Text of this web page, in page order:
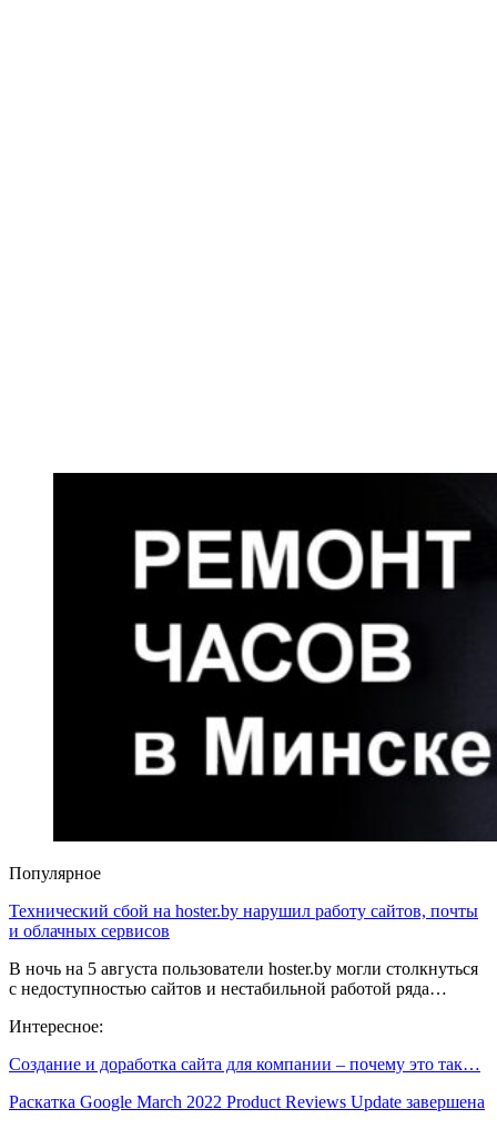
Популярное
Технический сбой на hoster.by нарушил работу сайтов, почты
и облачных сервисов
В ночь на 5 августа пользователи hoster.by могли столкнуться
с недоступностью сайтов и нестабильной работой ряда…
Интересное:
Создание и доработка сайта для компании – почему это так…
Раскатка Google March 2022 Product Reviews Update завершена